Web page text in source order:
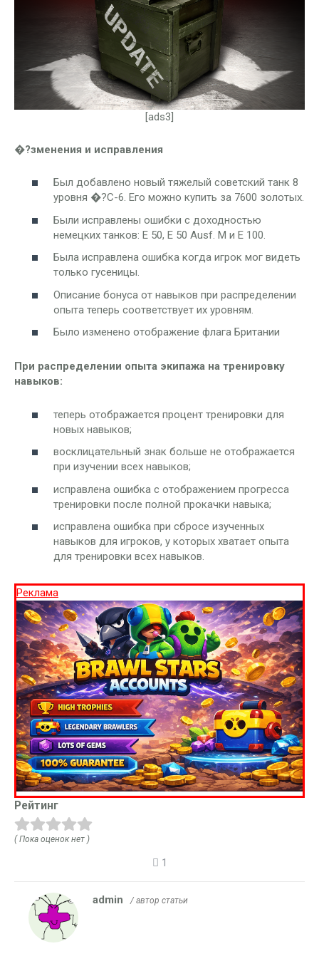
[ads3]
�?зменения и исправления
Был добавлено новый тяжелый советский танк 8
уровня �?С-6. Его можно купить за 7600 золотых.
Были исправлены ошибки с доходностью
немецких танков: E 50, E 50 Ausf. M и E 100.
Была исправлена ошибка когда игрок мог видеть
только гусеницы.
Описание бонуса от навыков при распределении
опыта теперь соответствует их уровням.
Было изменено отображение флага Британии
При распределении опыта экипажа на тренировку
навыков:
теперь отображается процент тренировки для
новых навыков;
восклицательный знак больше не отображается
при изучении всех навыков;
исправлена ошибка с отображением прогресса
тренировки после полной прокачки навыка;
исправлена ошибка при сбросе изученных
навыков для игроков, у которых хватает опыта
для тренировки всех навыков.
Реклама
Рейтинг
( Пока оценок нет )
1
admin / автор статьи